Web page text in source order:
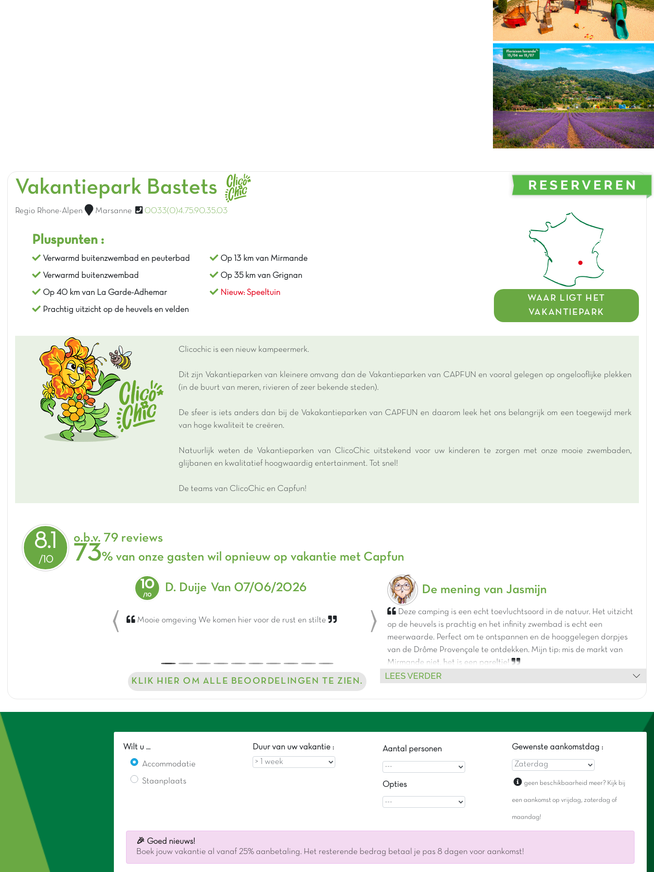
Vakantiepark Bastets
Regio Rhone-Alpen Marsanne 0033(0)4.75.90.35.03
Pluspunten :
Verwarmd buitenzwembad en peuterbad
Verwarmd buitenzwembad
Op 40 km van La Garde-Adhemar
Prachtig uitzicht op de heuvels en velden
Op 13 km van Mirmande
Op 35 km van Grignan
Nieuw: Speeltuin
WAAR LIGT HET
VAKANTIEPARK
Clicochic is een nieuw kampeermerk.
Dit zijn Vakantieparken van kleinere omvang dan de Vakantieparken van CAPFUN en vooral gelegen op ongelooflijke plekken
(in de buurt van meren, rivieren of zeer bekende steden).
De sfeer is iets anders dan bij de Vakakantieparken van CAPFUN en daarom leek het ons belangrijk om een toegewijd merk
van hoge kwaliteit te creëren.
Natuurlijk weten de Vakantieparken van ClicoChic uitstekend voor uw kinderen te zorgen met onze mooie zwembaden,
glijbanen en kwalitatief hoogwaardig entertainment. Tot snel!
De teams van ClicoChic en Capfun!
8.1 o.b.v. 79 reviews
73% van onze gasten wil opnieuw op vakantie met Capfun
10 D. Duije Van 07/06/2026
Mooie omgeving We komen hier voor de rust en stilte
Previous Next
KLIK HIER OM ALLE BEOORDELINGEN TE ZIEN.
De mening van Jasmijn
Deze camping is een echt toevluchtsoord in de natuur. Het uitzicht
op de heuvels is prachtig en het infinity zwembad is echt een
meerwaarde. Perfect om te ontspannen en de hooggelegen dorpjes
van de Drôme Provençale te ontdekken. Mijn tip: mis de markt van
Mirmande niet, het is een pareltje!
LEES VERDER
Wilt u ...
Accommodatie
Staanplaats
Duur van uw vakantie : Aantal personen
Opties
Gewenste aankomstdag :
geen beschikbaarheid meer? Kijk bij
een aankomst op vrijdag, zaterdag of
maandag!
🎉 Goed nieuws!
Boek jouw vakantie al vanaf 25% aanbetaling. Het resterende bedrag betaal je pas 8 dagen voor aankomst!